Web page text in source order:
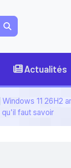
Actualités
Windows 11 26H2
faut savoir